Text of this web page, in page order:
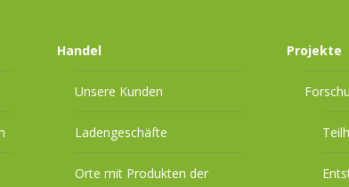
Handel
Unsere Kunden
Ladengeschäfte
Orte mit Produkten der
Projekte